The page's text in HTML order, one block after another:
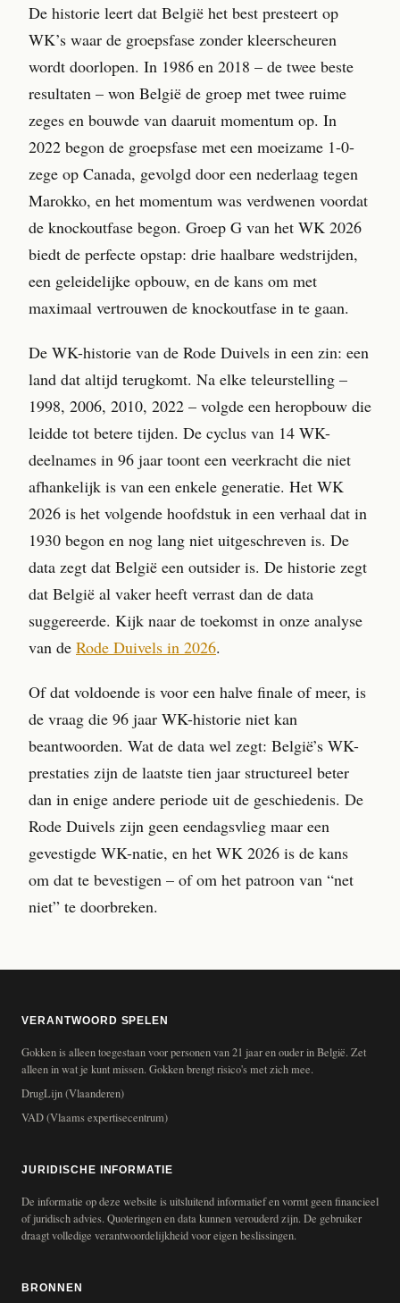
De historie leert dat België het best presteert op
WK’s waar de groepsfase zonder kleerscheuren
wordt doorlopen. In 1986 en 2018 – de twee beste
resultaten – won België de groep met twee ruime
zeges en bouwde van daaruit momentum op. In
2022 begon de groepsfase met een moeizame 1-0-
zege op Canada, gevolgd door een nederlaag tegen
Marokko, en het momentum was verdwenen voordat
de knockoutfase begon. Groep G van het WK 2026
biedt de perfecte opstap: drie haalbare wedstrijden,
een geleidelijke opbouw, en de kans om met
maximaal vertrouwen de knockoutfase in te gaan.
De WK-historie van de Rode Duivels in een zin: een
land dat altijd terugkomt. Na elke teleurstelling –
1998, 2006, 2010, 2022 – volgde een heropbouw die
leidde tot betere tijden. De cyclus van 14 WK-
deelnames in 96 jaar toont een veerkracht die niet
afhankelijk is van een enkele generatie. Het WK
2026 is het volgende hoofdstuk in een verhaal dat in
1930 begon en nog lang niet uitgeschreven is. De
data zegt dat België een outsider is. De historie zegt
dat België al vaker heeft verrast dan de data
suggereerde. Kijk naar de toekomst in onze analyse
van de Rode Duivels in 2026.
Of dat voldoende is voor een halve finale of meer, is
de vraag die 96 jaar WK-historie niet kan
beantwoorden. Wat de data wel zegt: België’s WK-
prestaties zijn de laatste tien jaar structureel beter
dan in enige andere periode uit de geschiedenis. De
Rode Duivels zijn geen eendagsvlieg maar een
gevestigde WK-natie, en het WK 2026 is de kans
om dat te bevestigen – of om het patroon van “net
niet” te doorbreken.
VERANTWOORD SPELEN
Gokken is alleen toegestaan voor personen van 21 jaar en ouder in België. Zet
alleen in wat je kunt missen. Gokken brengt risico's met zich mee.
DrugLijn (Vlaanderen)
VAD (Vlaams expertisecentrum)
JURIDISCHE INFORMATIE
De informatie op deze website is uitsluitend informatief en vormt geen financieel
of juridisch advies. Quoteringen en data kunnen verouderd zijn. De gebruiker
draagt volledige verantwoordelijkheid voor eigen beslissingen.
BRONNEN